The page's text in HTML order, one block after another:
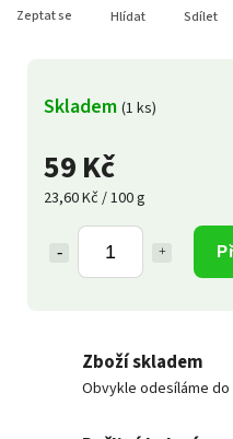
59 Kč
23,60 Kč / 100 g
Skladem (1 ks)
Zeptat se Hlídat Sdílet
Zboží skladem
Obvykle odesíláme do